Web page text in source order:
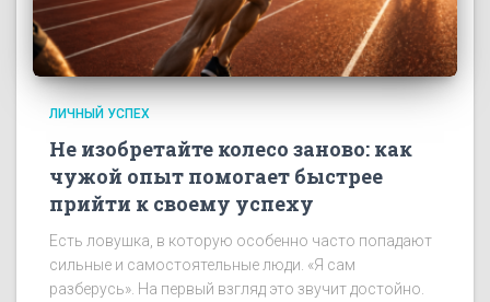
ЛИЧНЫЙ УСПЕХ
Не изобретайте колесо заново: как
чужой опыт помогает быстрее
прийти к своему успеху
Есть ловушка, в которую особенно часто попадают
сильные и самостоятельные люди. «Я сам
разберусь». На первый взгляд это звучит достойно.